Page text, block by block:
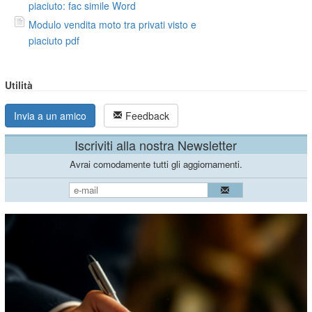
piaciuto: fac simile Word
Modulo vendita moto tra privati visto e
piaciuto pdf
Utilità
Invia a un amico Feedback
Iscriviti alla nostra Newsletter
Avrai comodamente tutti gli aggiornamenti.